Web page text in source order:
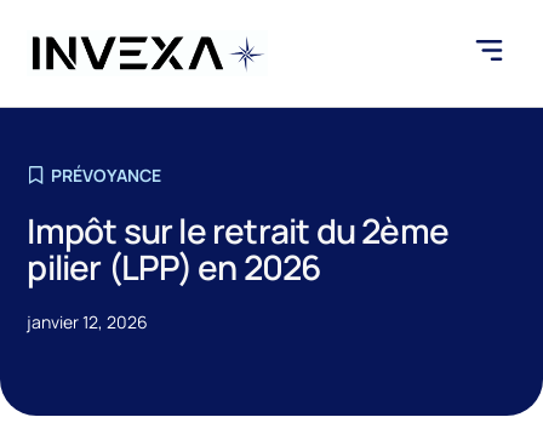
PRÉVOYANCE
Impôt sur le retrait du 2ème
pilier (LPP) en 2026
janvier 12, 2026